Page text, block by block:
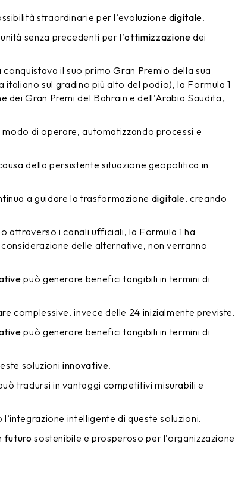
straordinarie per l’evoluzione digitale.
senza precedenti per l’ottimizzazione dei
il suo primo Gran Premio della sua
sul gradino più alto del podio), la Formula 1
Gran Premi del Bahrain e dell’Arabia Saudita,
di operare, automatizzando processi e
della persistente situazione geopolitica in
a guidare la trasformazione digitale, creando
attraverso i canali ufficiali, la Formula 1 ha
delle alternative, non verranno
può generare benefici tangibili in termini di
complessive, invece delle 24 inizialmente previste.
può generare benefici tangibili in termini di
soluzioniinnovative.
tradursi in vantaggi competitivi misurabili e
intelligente di queste soluzioni.
futuro sostenibile e prosperoso per l’organizzazione